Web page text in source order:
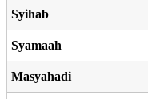
Syihab
Syamaah
Masyahadi